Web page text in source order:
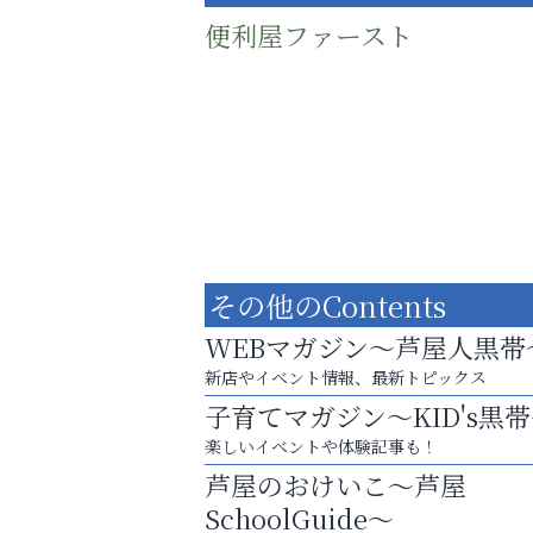
便利屋ファースト
庭のお手入れから遺品整理まで
ちょっとしたお困りごともOK!
アテイン音楽教室
その他のContents
WEBマガジン～芦屋人黒帯
新店やイベント情報、最新トピックス
子育てマガジン～KID's黒
楽しいイベントや体験記事も！
芦屋のおけいこ～芦屋
SchoolGuide～